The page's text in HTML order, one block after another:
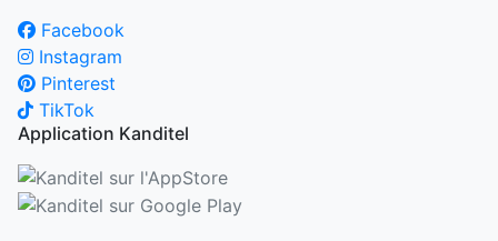
Facebook
Instagram
Pinterest
TikTok
Application Kanditel